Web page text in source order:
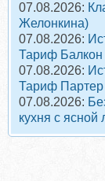
07.08.2026:
Желонкина)
07.08.2026:
Тариф
07.08.2026:
Тариф
07.08.2026:
кухня с